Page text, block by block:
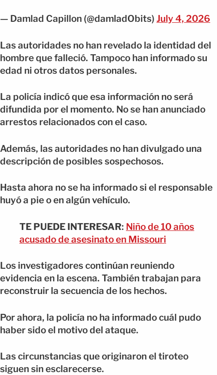
— Damlad Capillon (@damladObits) July 4, 2026
Las autoridades no han revelado la identidad del
hombre que falleció. Tampoco han informado su
edad ni otros datos personales.
La policía indicó que esa información no será
difundida por el momento. No se han anunciado
arrestos relacionados con el caso.
Además, las autoridades no han divulgado una
descripción de posibles sospechosos.
Hasta ahora no se ha informado si el responsable
huyó a pie o en algún vehículo.
TE PUEDE INTERESAR: Niño de 10 años
acusado de asesinato en Missouri
Los investigadores continúan reuniendo
evidencia en la escena. También trabajan para
reconstruir la secuencia de los hechos.
Por ahora, la policía no ha informado cuál pudo
haber sido el motivo del ataque.
Las circunstancias que originaron el tiroteo
siguen sin esclarecerse.